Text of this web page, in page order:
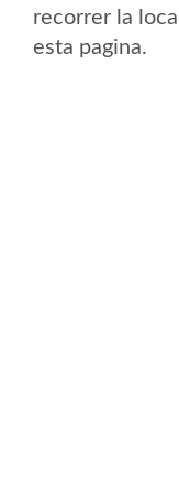
recorrer la
esta pagina.